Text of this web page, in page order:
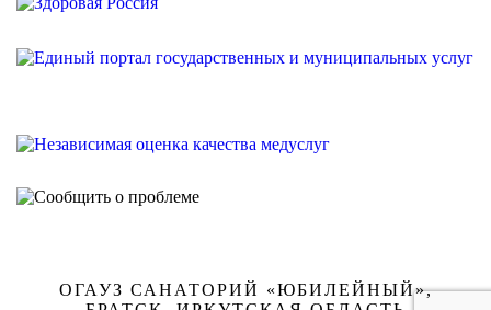
ОГАУЗ САНАТОРИЙ «ЮБИЛЕЙНЫЙ»,